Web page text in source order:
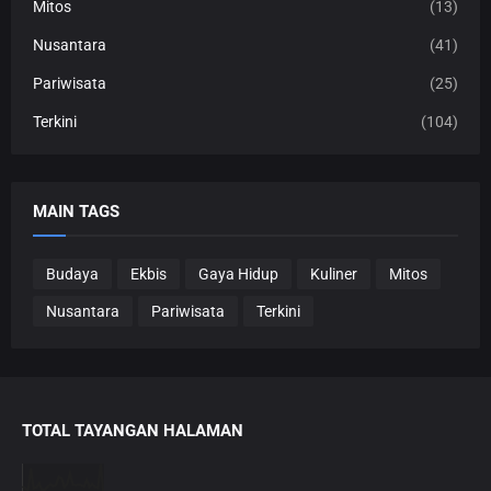
Mitos (13)
Nusantara (41)
Pariwisata (25)
Terkini (104)
MAIN TAGS
Budaya Ekbis Gaya Hidup Kuliner Mitos
Nusantara Pariwisata Terkini
TOTAL TAYANGAN HALAMAN